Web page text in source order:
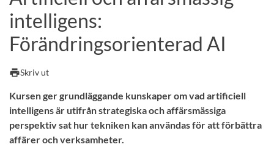
Kurser och program
Lediga jobb
intelligens:
Förändringsorienterad AI
printSkriv ut
Kursen ger grundläggande kunskaper om vad artificiell
intelligens är utifrån strategiska och affärsmässiga
perspektiv sat hur tekniken kan användas för att förbättra
affärer och verksamheter.